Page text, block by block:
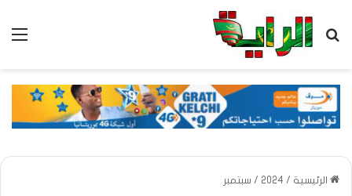
بحث عن
الرئيسية /
2024
/ سبتمبر